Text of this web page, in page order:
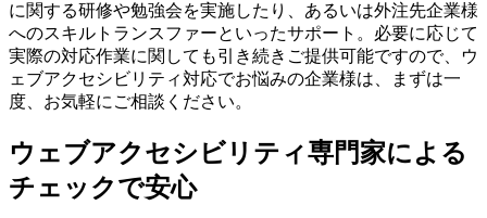
に関する研修や勉強会を実施したり、あるいは外注先企業様
へのスキルトランスファーといったサポート。必要に応じて
実際の対応作業に関しても引き続きご提供可能ですので、ウ
ェブアクセシビリティ対応でお悩みの企業様は、まずは一
度、お気軽にご相談ください。
ウェブアクセシビリティ専門家による
チェックで安心